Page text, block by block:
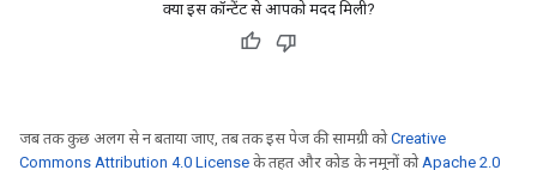
क्या इस कॉन्टेंट से आपको मदद मिली?
जब तक कुछ अलग से न बताया जाए, तब तक इस पेज की सामग्री कोCreative
Commons Attribution 4.0 License के तहत और कोड के नमूनों कोApache 2.0